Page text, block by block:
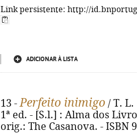
Link persistente: http://
ADICIONAR À LISTA
13 -Perfeito inimigo / T.
1ª ed. - [S.l.] : Alma dos
orig.: The Casanova. - ISBN